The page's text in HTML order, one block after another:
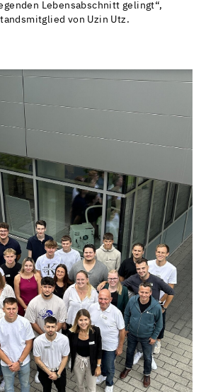
Lebensabschnitt gelingt“,
von Uzin Utz.